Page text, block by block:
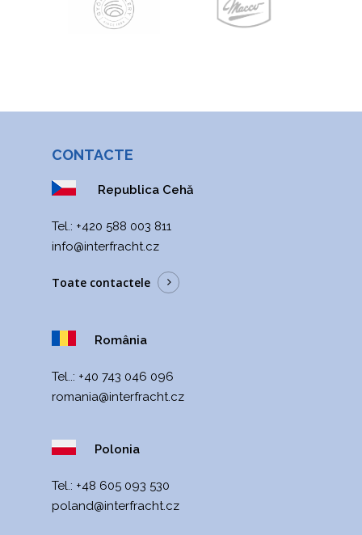
CONTACTE
Republica Cehă
Теl.: +420 588 003 811
info@interfracht.cz
Toate contactele
România
Tel..: +40 743 046 096
romania@interfracht.cz
Polonia
Теl.: +48 605 093 530
poland@interfracht.cz